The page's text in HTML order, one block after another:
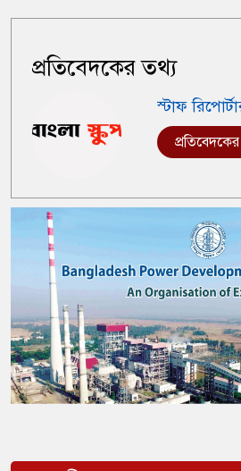
প্রতিবেদকের তথ্য
স্টাফ